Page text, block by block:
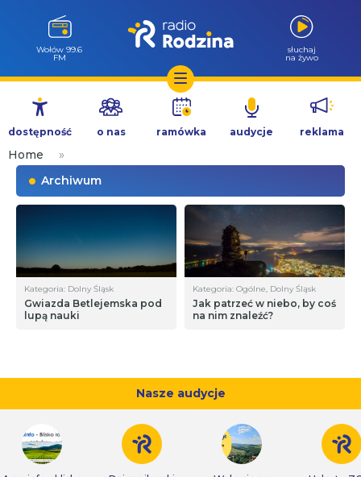
Przejdź
treści
Wołów 99.6
FM
słuchaj
na żywo
dostępność o nas ramówka audycje reklama
Home
»
Archiwum
Kategoria: Dolny Śląsk
Gwiazda Betlejemska pod
lupą nauki
Kategoria: Ogólne, Dolny Śląsk
Jak patrzeć w niebo, by coś
na nim znaleźć?
Nasze audycje